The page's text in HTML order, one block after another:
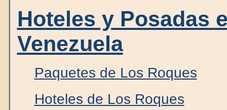
Hoteles y Posadas
Venezuela
Paquetes de Los Roques
Hoteles de Los Roques